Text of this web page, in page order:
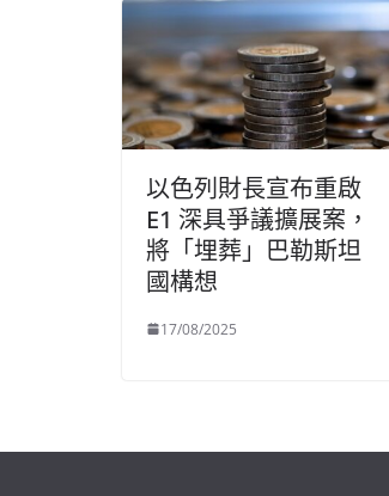
以色列財長宣布重啟
E1 深具爭議擴展案，
將「埋葬」巴勒斯坦
國構想
17/08/2025